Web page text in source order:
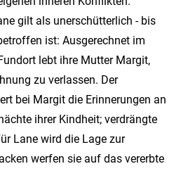
gilt als unerschütterlich - bis
ist: Ausgerechnet im
lebt ihre Mutter Margit,
zu verlassen. Der
bei Margit die Erinnerungen an
ihrer Kindheit; verdrängte
Lane wird die Lage zur
werfen sie auf das vererbte